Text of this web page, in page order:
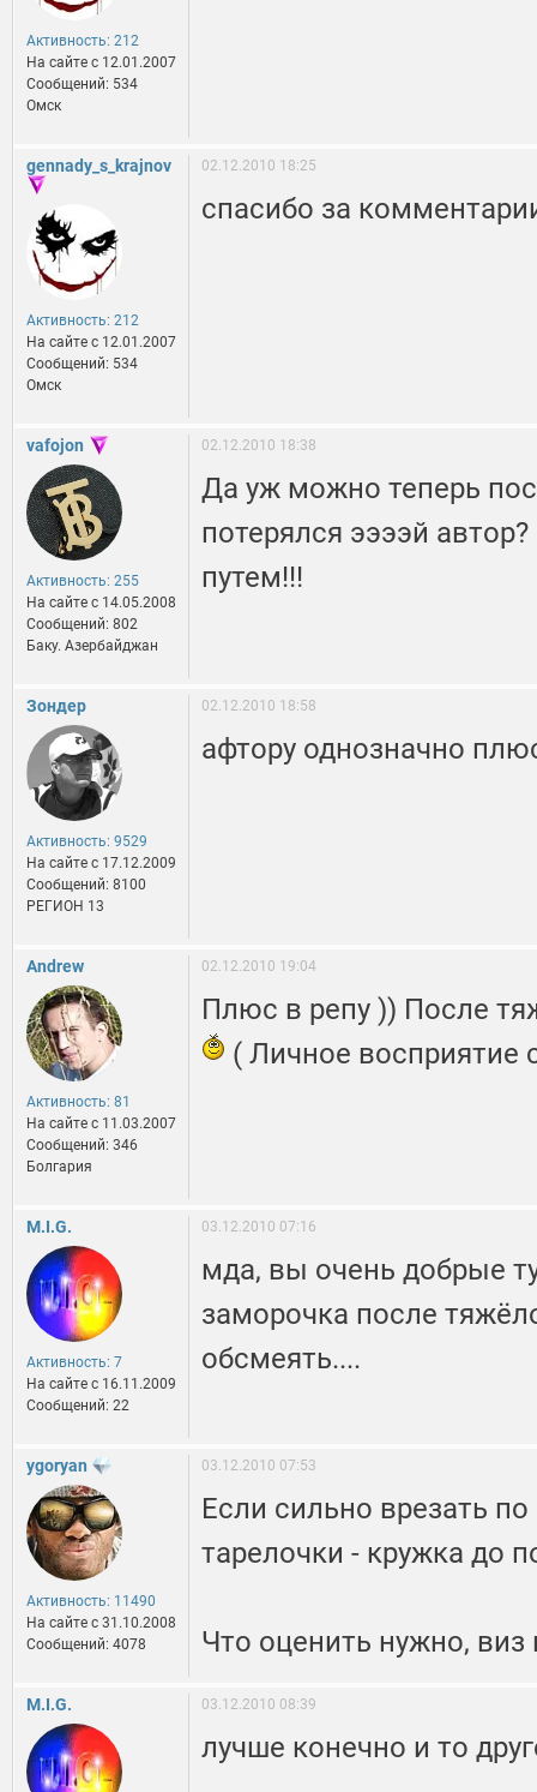
Активность: 212
На сайте c 12.01.2007
Сообщений: 534
Омск
gennady_s_krajnov
Активность: 212
На сайте c 12.01.2007
Сообщений: 534
Омск
02.12.2010 18:25
спасибо за
vafojon
Активность: 255
На сайте c 14.05.2008
Сообщений: 802
Баку. Азербайджан
02.12.2010 18:38
Да уж можно теперь
потерялся ээээй
путем!!!
Зондер
Активность: 9529
На сайте c 17.12.2009
Сообщений: 8100
РЕГИОН 13
02.12.2010 18:58
афтору однозначно
Andrew
Активность: 81
На сайте c 11.03.2007
Сообщений: 346
Болгария
02.12.2010 19:04
Плюс в репу )) После
( Личное восприятие
M.I.G.
Активность: 7
На сайте c 16.11.2009
Сообщений: 22
03.12.2010 07:16
мда, вы очень добрые
заморочка после
обсмеять....
ygoryan
Активность: 11490
На сайте c 31.10.2008
Сообщений: 4078
03.12.2010 07:53
Если сильно врезать
тарелочки - кружка до
Что оценить нужно, виз
M.I.G. 03.12.2010 08:39
лучше конечно и то